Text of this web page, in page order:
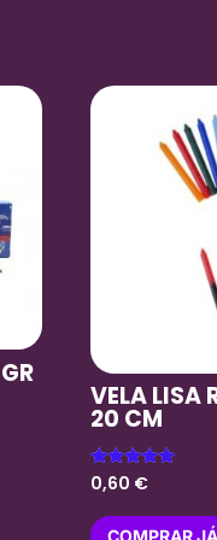
VELA LISA
20 CM
Avaliação
5.00
0,60 €
COMPRAR JÁ